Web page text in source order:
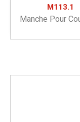
M113.1
Manche Pour